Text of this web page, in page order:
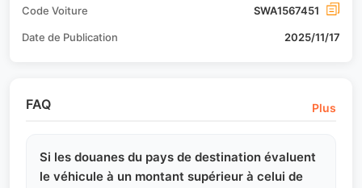
Code Voiture SWA1567451
Date de Publication 2025/11/17
FAQ Plus
Si les douanes du pays de destination évaluent
le véhicule à un montant supérieur à celui de